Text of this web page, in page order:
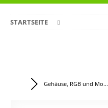
STARTSEITE
Gehäuse, RGB und Mo...